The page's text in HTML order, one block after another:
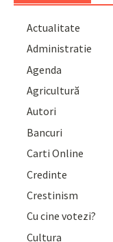
Actualitate
Administratie
Agenda
Agricultură
Autori
Bancuri
Carti Online
Credinte
Crestinism
Cu cine votezi?
Cultura